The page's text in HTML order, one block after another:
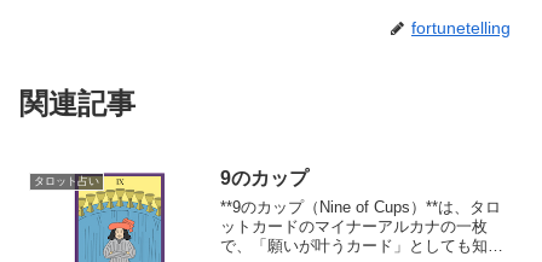
fortunetelling
関連記事
タロット占い 9のカップ
**9のカップ（Nine of Cups）**は、タロ
ットカードのマイナーアルカナの一枚
で、「願いが叶うカード」としても知ら